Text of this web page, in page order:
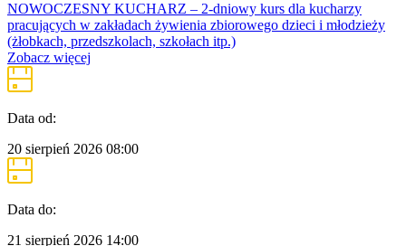
NOWOCZESNY KUCHARZ – 2-dniowy kurs dla kucharzy
pracujących w zakładach żywienia zbiorowego dzieci i młodzieży
(żłobkach, przedszkolach, szkołach itp.)
Zobacz więcej
Data od:
20 sierpień 2026 08:00
Data do:
21 sierpień 2026 14:00